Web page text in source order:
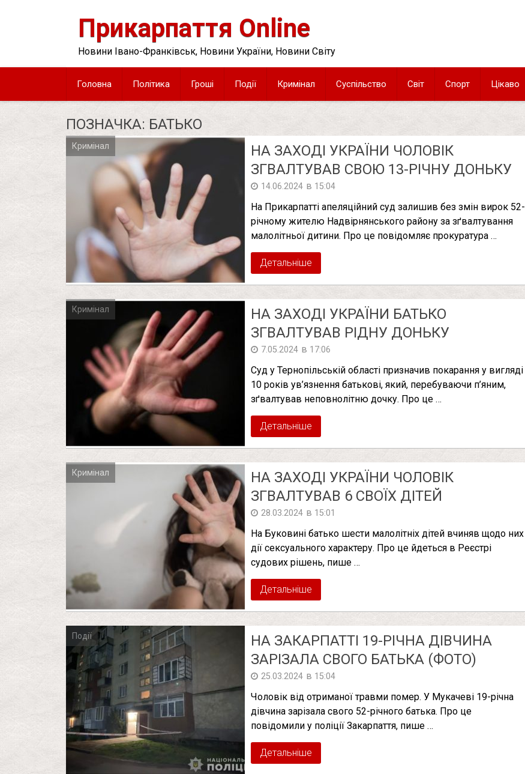
Прикарпаття Online
Новини Івано-Франківськ, Новини України, Новини Світу
Головна Політика Гроші Події Кримінал Суспільство Світ Спорт Цікаво
ПОЗНАЧКА: БАТЬКО
Кримінал
НА ЗАХОДІ УКРАЇНИ ЧОЛОВІК
ЗГВAЛТУВAВ СВОЮ 13-РІЧНУ ДОНЬКУ
14.06.2024 в 15:04
На Прикарпатті апеляційний суд залишив без змін вирок 52-
річному жителю Надвірнянського району за зґвалтування
малолітньої дитини. Про це повідомляє прокуратура …
Детальніше
Кримінал
НА ЗАХОДІ УКРАЇНИ БАТЬКО
ЗГВAЛТУВAВ РІДНУ ДОНЬКУ
7.05.2024 в 17:06
Суд у Тернопільській області призначив покарання у вигляді
10 років ув’язнення батькові, який, перебуваючи п’яним,
зґвалтував неповнолітню дочку. Про це …
Детальніше
Кримінал
НА ЗАХОДІ УКРАЇНИ ЧОЛОВІК
ЗГВAЛТУВAВ 6 СВОЇХ ДІТЕЙ
28.03.2024 в 15:01
На Буковині батько шести малолітніх дітей вчиняв щодо них
дії сексуального характеру. Про це йдеться в Реєстрі
судових рішень, пише …
Детальніше
Події
НА ЗАКАРПАТТІ 19-РІЧНА ДІВЧИНА
ЗAРIЗAЛA СВОГО БАТЬКА (ФОТО)
25.03.2024 в 15:04
Чоловік від отриманої травми помер. У Мукачеві 19-річна
дівчина зарізала свого 52-річного батька. Про це
повідомили у поліції Закарпаття, пише …
Детальніше
Posts
pagination